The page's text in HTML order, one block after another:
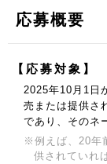
応募概要
【応募対象】
2025年10月1日
売または提供さ
であり、そのネ
※例えば、20年
供されていれ